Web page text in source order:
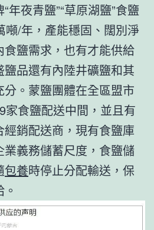
年夜青鹽”“草原湖鹽”食鹽
噸/年，產能穩固、闊別淨
鹽需求，也有才能供給
品還有內陸井礦鹽和其
。蒙鹽團體在全區盟市
家食鹽配送中間，並且有
經銷配送商，現有食鹽庫
義務儲蓄尺度，食鹽儲
包養時停止分配輸送，保